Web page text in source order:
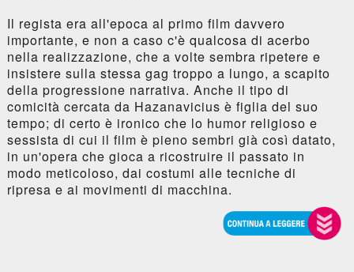
Il regista era all'epoca al primo film davvero
importante, e non a caso c'è qualcosa di acerbo
nella realizzazione, che a volte sembra ripetere e
insistere sulla stessa gag troppo a lungo, a scapito
della progressione narrativa. Anche il tipo di
comicità cercata da Hazanavicius è figlia del suo
tempo; di certo è ironico che lo humor religioso e
sessista di cui il film è pieno sembri già così datato,
in un'opera che gioca a ricostruire il passato in
modo meticoloso, dai costumi alle tecniche di
ripresa e ai movimenti di macchina.